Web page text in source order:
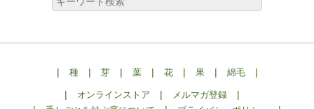
| 種| 芽| 葉| 花| 果| 綿毛|
| オンラインストア | メルマガ登録 |